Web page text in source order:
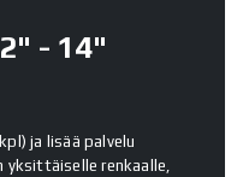
- 14"
ja lisää palvelu
yksittäiselle renkaalle,